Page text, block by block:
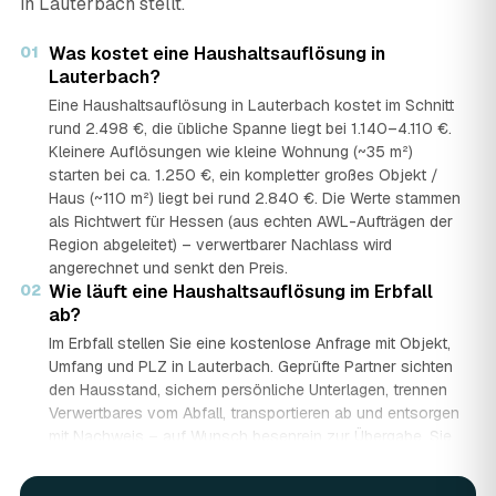
01 Was kostet eine Haushaltsauflösung in
Lauterbach?
Eine Haushaltsauflösung in Lauterbach kostet im Schnitt
rund 2.498 €, die übliche Spanne liegt bei 1.140–4.110 €.
Kleinere Auflösungen wie kleine Wohnung (~35 m²)
starten bei ca. 1.250 €, ein kompletter großes Objekt /
Haus (~110 m²) liegt bei rund 2.840 €. Die Werte stammen
als Richtwert für Hessen (aus echten AWL-Aufträgen der
Region abgeleitet) – verwertbarer Nachlass wird
angerechnet und senkt den Preis.
02 Wie läuft eine Haushaltsauflösung im Erbfall
ab?
Im Erbfall stellen Sie eine kostenlose Anfrage mit Objekt,
Umfang und PLZ in Lauterbach. Geprüfte Partner sichten
den Hausstand, sichern persönliche Unterlagen, trennen
Verwertbares vom Abfall, transportieren ab und entsorgen
mit Nachweis – auf Wunsch besenrein zur Übergabe. Sie
Ruhe, gerade wenn mehrere Erben beteiligt sind.